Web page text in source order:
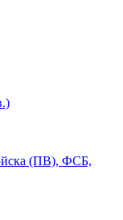
(ПВ), ФСБ,